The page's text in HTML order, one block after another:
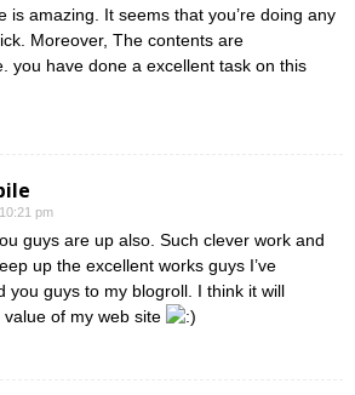
is amazing. It seems that you’re doing any
Moreover, The contents are
you have done a excellent task on this
pm
guys are up also. Such clever work and
up the excellent works guys I’ve
you guys to my blogroll. I think it will
value of my web site